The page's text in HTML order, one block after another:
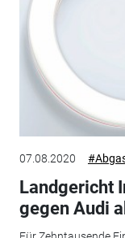
07.08.2020
Landgericht
gegen Audi